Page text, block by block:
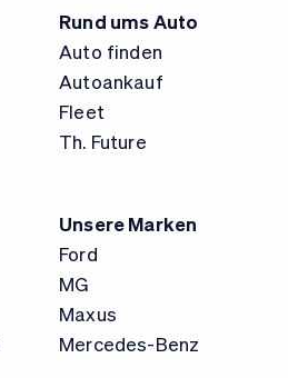
Rund ums Auto
Auto finden
Autoankauf
Fleet
Th. Future
Unsere Marken
Ford
MG
Maxus
Mercedes-Benz